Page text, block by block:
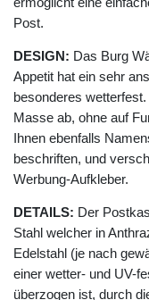
Post.
DESIGN: Das Burg
Appetit hat ein sehr
besonderes
Masse ab, ohne auf
Ihnen ebenfalls
beschriften, und
Werbung-Aufkleber.
DETAILS: Der
Stahl welcher in
Edelstahl (je nach
einer wetter- und UV-
überzogen ist, durch